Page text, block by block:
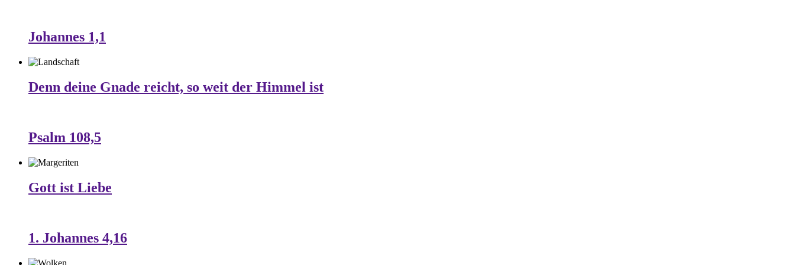
Johannes 1,1
Denn deine Gnade reicht, so weit der Himmel ist
Psalm 108,5
Gott ist Liebe
1. Johannes 4,16